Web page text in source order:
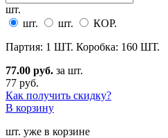
шт.
шт.
шт.
КОР.
Партия: 1 ШТ. Коробка: 160 ШТ.
77.00 руб. за шт.
77 руб.
Как получить скидку?
В корзину
шт. уже в корзине